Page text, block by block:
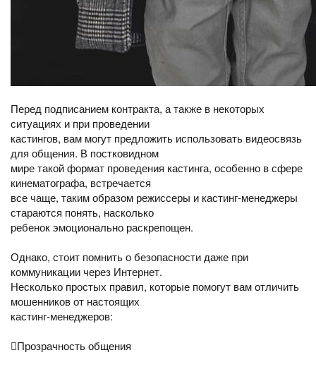
Перед подписанием контракта, а также в некоторых
ситуациях и при проведении
кастингов, вам могут предложить использовать видеосвязь
для общения. В постковидном
мире такой формат проведения кастинга, особенно в сфере
кинематографа, встречается
все чаще, таким образом режиссеры и кастинг-менеджеры
стараются понять, насколько
ребенок эмоционально раскрепощен.
Однако, стоит помнить о безопасности даже при
коммуникации через Интернет.
Несколько простых правил, которые помогут вам отличить
мошенников от настоящих
кастинг-менеджеров:
Прозрачность общения